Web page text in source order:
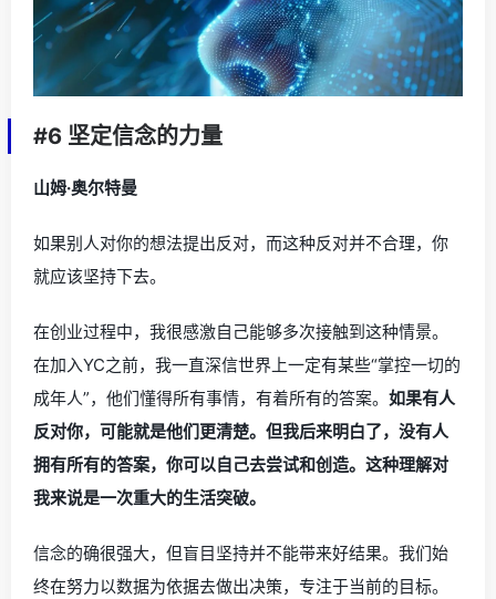
#6 坚定信念的力量
山姆·奥尔特曼
如果别人对你的想法提出反对，而这种反对并不合理，你
就应该坚持下去。
在创业过程中，我很感激自己能够多次接触到这种情景。
在加入YC之前，我一直深信世界上一定有某些“掌控一切的
成年人”，他们懂得所有事情，有着所有的答案。 如果有人
反对你，可能就是他们更清楚。但我后来明白了，没有人
拥有所有的答案，你可以自己去尝试和创造。这种理解对
我来说是一次重大的生活突破。
信念的确很强大，但盲目坚持并不能带来好结果。我们始
终在努力以数据为依据去做出决策，专注于当前的目标。